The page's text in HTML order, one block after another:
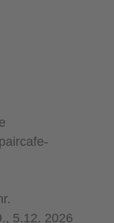
5.12. 2026